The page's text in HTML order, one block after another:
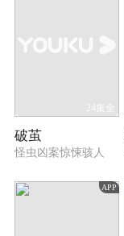
24集全
破茧
怪虫凶案惊悚骇人
APP